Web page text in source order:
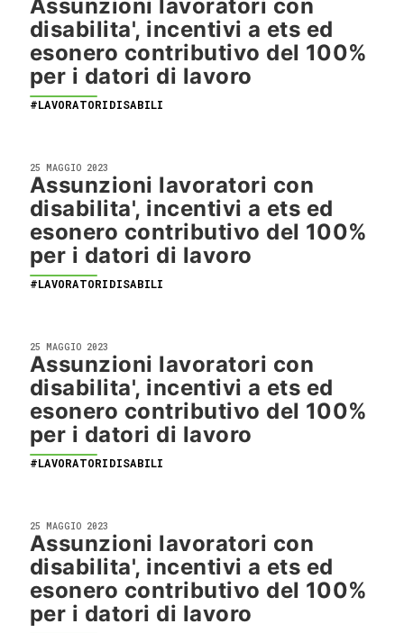
Assunzioni lavoratori con
disabilita', incentivi a ets ed
esonero contributivo del 100%
per i datori di lavoro
#LAVORATORIDISABILI
25 MAGGIO 2023
Assunzioni lavoratori con
disabilita', incentivi a ets ed
esonero contributivo del 100%
per i datori di lavoro
#LAVORATORIDISABILI
25 MAGGIO 2023
Assunzioni lavoratori con
disabilita', incentivi a ets ed
esonero contributivo del 100%
per i datori di lavoro
#LAVORATORIDISABILI
25 MAGGIO 2023
Assunzioni lavoratori con
disabilita', incentivi a ets ed
esonero contributivo del 100%
per i datori di lavoro